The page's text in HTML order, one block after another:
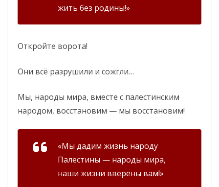
жить без родины!»
Откройте ворота!
Они всё разрушили и сожгли…
Мы, народы мира, вместе с палестинским
народом, восстановим — мы восстановим!
«Мы дадим жизнь народу
Палестины — народы мира,
наши жизни вверены вам!»